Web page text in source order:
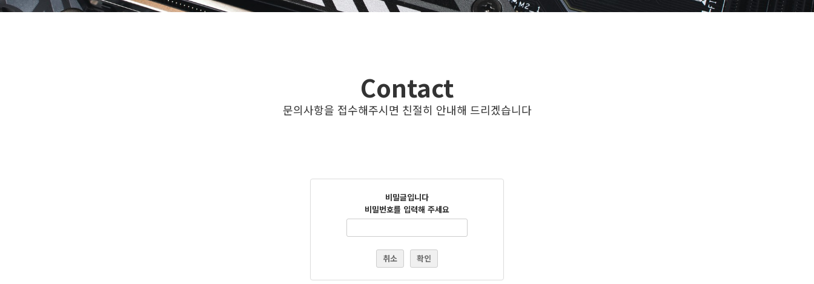
Contact
문의사항을 접수해주시면 친절히 안내해 드리겠습니다
비밀글입니다
비밀번호를 입력해 주세요
취소 확인